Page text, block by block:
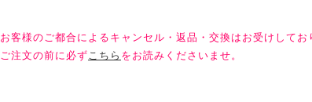
お客様のご都合によるキャンセル・返品・交換はお受けしてお
ご注文の前に必ずこちら をお読みくださいませ。